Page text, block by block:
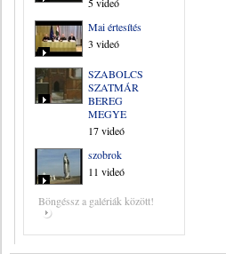
Mai értesítés
3 videó
SZABOLCS
SZATMÁR
BEREG
MEGYE
17 videó
szobrok
11 videó
Böngéssz a galériák között!